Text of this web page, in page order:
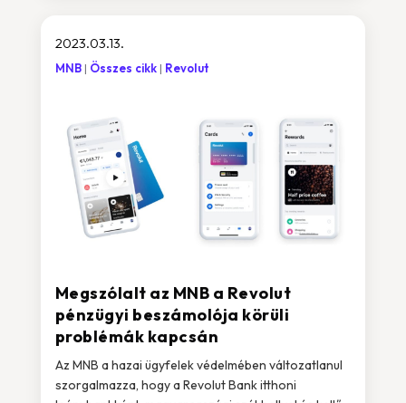
Megszólalt az MNB a Revolut
pénzügyi beszámolója körüli
problémák kapcsán
2023.03.13.
MNB Összes cikk Revolut
Az MNB a hazai ügyfelek védelmében változatlanul
szorgalmazza, hogy a Revolut Bank itthoni